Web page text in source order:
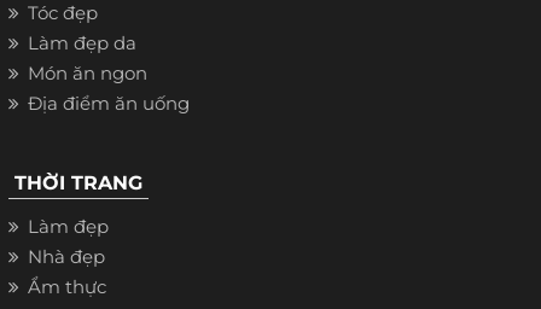
Tóc đẹp
Làm đẹp da
Món ăn ngon
Địa điểm ăn uống
THỜI TRANG
Làm đẹp
Nhà đẹp
Ẩm thực